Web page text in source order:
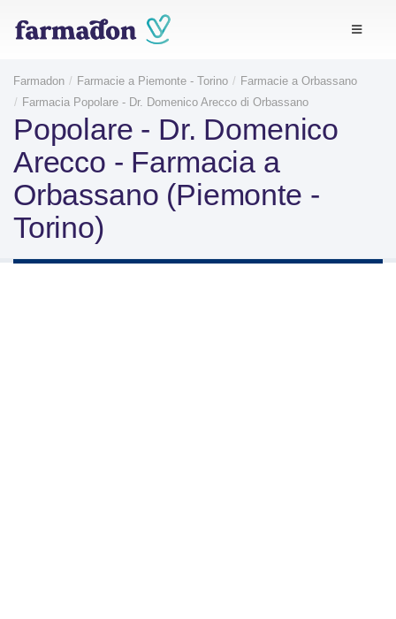
Farmadon Farmacie a Piemonte - Torino
Farmacie a Orbassano
Farmacia Popolare - Dr. Domenico Arecco di Orbassano
Popolare - Dr. Domenico
Arecco - Farmacia a
Orbassano (Piemonte -
Torino)